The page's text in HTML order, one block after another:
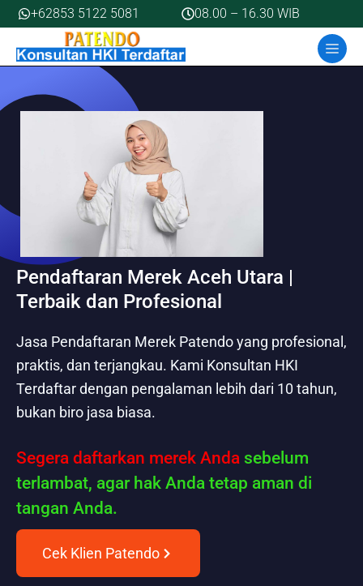
Skip
to
content
+62853 5122 5081 08.00 – 16.30 WIB
Pendaftaran Merek Aceh Utara |
Terbaik dan Profesional
Jasa Pendaftaran Merek Patendo yang profesional,
praktis, dan terjangkau. Kami Konsultan HKI
Terdaftar dengan pengalaman lebih dari 10 tahun,
bukan biro jasa biasa.
Segera daftarkan merek Anda sebelum
terlambat, agar hak Anda tetap aman di
tangan Anda.
Cek Klien Patendo